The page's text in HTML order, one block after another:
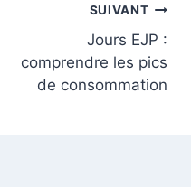
SUIVANT
Jours EJP :
comprendre les pics
de consommation